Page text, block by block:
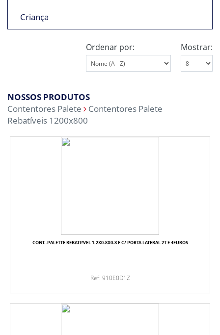
Criança
Mostrar:
Ordenar por:
NOSSOS PRODUTOS
Contentores Palete
Contentores Palete
Rebatíveis 1200x800
CONT.-PALETTE REBATI?VEL 1.2X0.8X0.8 F C/ PORTA LATERAL 2T E 4FUROS
Ref: 910E0D1Z